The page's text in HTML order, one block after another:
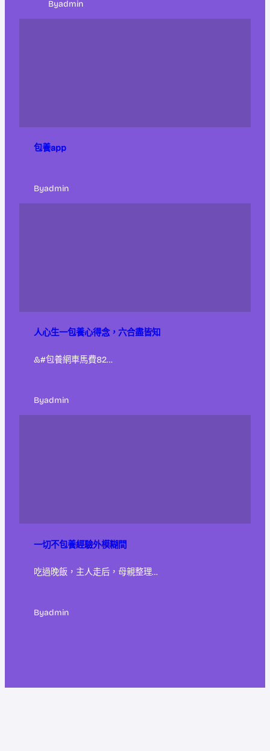
Byadmin
包養app
Byadmin
人心生一包養心得念，六合盡皆知
&#包養網車馬費82…
Byadmin
一切不包養經驗外模糊間
吃過晚飯，主人走后，母親整理…
Byadmin